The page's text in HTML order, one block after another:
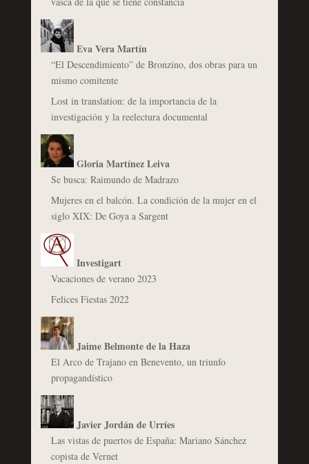
Eva Vera Martín
“El Descendimiento” de Bronzino, dos obras para un
mismo comitente
Lost in translation: de la importancia de la
investigación y la reelectura documental
Gloria Martínez Leiva
Se busca: Raimundo de Madrazo
Mujeres en el balcón. La condición de la mujer en el
siglo XIX: De Goya a Sargent
Investigart
Vacaciones de verano 2023
Felices Fiestas 2022
Jaime Belmonte de la Haza
El Arco de Trajano en Benevento, un triunfo
propagandístico
Javier Jordán de Urríes
Las vistas de puertos de España: Mariano Sánchez
copista de Vernet